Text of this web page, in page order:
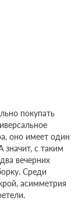
покупать
оно имеет один
значит, с таким
вечерних
Среди
асимметрия